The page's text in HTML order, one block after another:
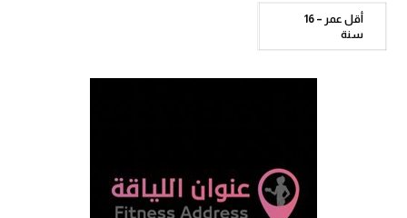
أقل عمر – 16
سنة